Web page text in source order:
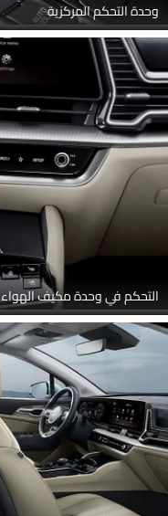
وحدة التحكم المركزية
التحكم في وحدة مكيف الهواء